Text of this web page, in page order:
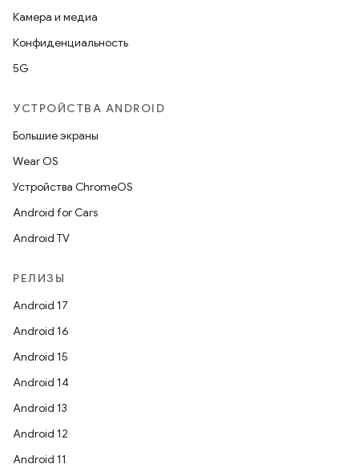
Камера и медиа
Конфиденциальность
5G
УСТРОЙСТВА ANDROID
Большие экраны
Wear OS
Устройства ChromeOS
Android for Cars
Android TV
РЕЛИЗЫ
Android 17
Android 16
Android 15
Android 14
Android 13
Android 12
Android 11